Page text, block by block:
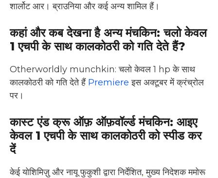
शार्लोट आर। ब्राउनिया और कई अन्य शामिल हैं।
कहां और कब देखना है अन्य मंचकिन: चलो केवल
1 एचपी के साथ कालकोठरी को गति देते हैं?
Otherworldly munchkin: चलो केवल 1 hp के साथ
कालकोठरी को गति देते हैं Premiere इस अक्टूबर में क्रंच्रोल
पर।
कास्ट एंड क्रू ऑफ़ ऑफ़वॉर्ल्ड मंचकिन: आइए
केवल 1 एचपी के साथ कालकोठरी को स्पीड कर
दें
केई योशिमिज़ु और नायू फुकुशी द्वारा निर्देशित, मुख्य निदेशक ममोरू